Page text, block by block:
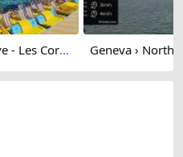
Geneva: Eaux-Vives: Genève - Les Corsaires Léman